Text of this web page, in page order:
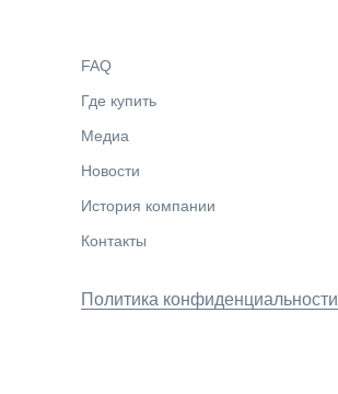
История компании
Новости
Где купить
Контакты
Медиа
Политика конфиденциальности
FAQ